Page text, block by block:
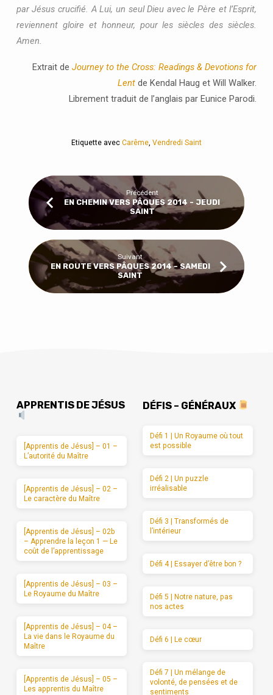
par Jésus crucifié. A Lui, un seul Dieu avec le Père et l’Esprit,
reviennent gloire et honneur, pour les siècles des siècles.
Amen.
Extrait deJourney to the Cross: Readings & Devotions for
Lent de Kendal Haug et Will Walker.
Librement traduit de l’anglais par Eunice Parodi.
Etiquette avec Carême, Vendredi Saint
Précédent
EN CHEMIN VERS PÂQUES 2014 - JEUDI
SAINT
Suivant
EN ROUTE VERS PÂQUES 2014 - SAMEDI
SAINT
APPRENTIS DE JÉSUS
[Apprentis de Jésus] – 01 –
L’autorité du Maître
[Apprentis de Jésus] – 02 –
Le caractère du Maître
[Apprentis de Jésus] – 02b
– Apprendre la leçon 1 — Le
coût de l’apprentissage
[Apprentis de Jésus] – 03 –
Le Royaume du Maître
[Apprentis de Jésus] – 04 –
La vie dans le Royaume du
Maître
[Apprentis de Jésus] – 05 –
Les apprentis du Maître
DÉFIS – GÉNÉRAUX
Défi 1 | Un Royaume où tout
est possible
Défi 2 | Un puzzle
irréalisable
Défi 3 | Transformés de
l’intérieur
Défi 4 | Essayer d’être bon ?
Défi 5 | Notre nature, pas
nos actes
Défi 6 | Le cœur
Défi 7 | Un mélange de
volonté, de pensées et de
sentiments